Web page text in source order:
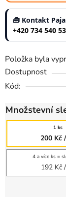
🧰 Kontakt
+420 734 540
Položka byla
Dostupnost
Kód:
Množstevní
1 ks
200 Kč
4 a více ks =
192 Kč